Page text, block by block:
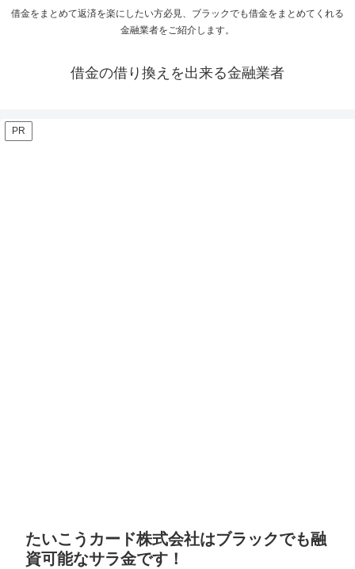
借金をまとめて返済を楽にしたい方必見、ブラックでも借金をまとめてくれる
金融業者をご紹介します。
借金の借り換えを出来る金融業者
PR
たいこうカード株式会社はブラックでも融
資可能なサラ金です！